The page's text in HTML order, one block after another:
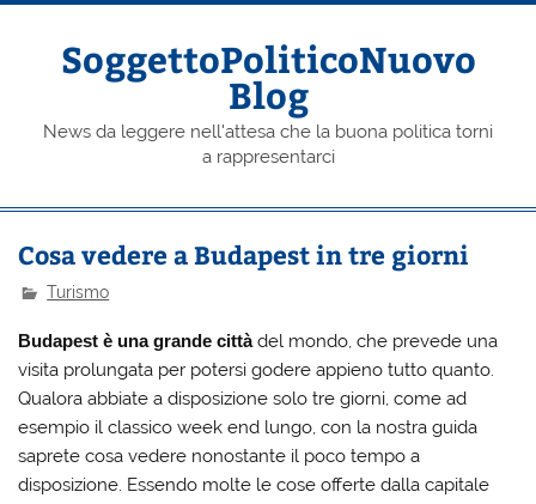
Skip
SoggettoPoliticoNuovo
Blog
News da leggere nell'attesa che la buona politica torni
a rappresentarci
Cosa vedere a Budapest in tre giorni
Turismo
Budapest è una grande cittàdel mondo, che prevede una
visita prolungata per potersi godere appieno tutto quanto.
Qualora abbiate a disposizione solo tre giorni, come ad
esempio il classico week end lungo, con la nostra guida
saprete cosa vedere nonostante il poco tempo a
disposizione. Essendo molte le cose offerte dalla capitale